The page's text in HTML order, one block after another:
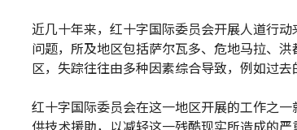
近几十年来，红十字国际委员会开展人道行
问题，所及地区包括萨尔瓦多、危地马拉、
区，失踪往往由多种因素综合导致，例如过去
红十字国际委员会在这一地区开展的工作之
供技术援助，以减轻这一残酷现实所造成的